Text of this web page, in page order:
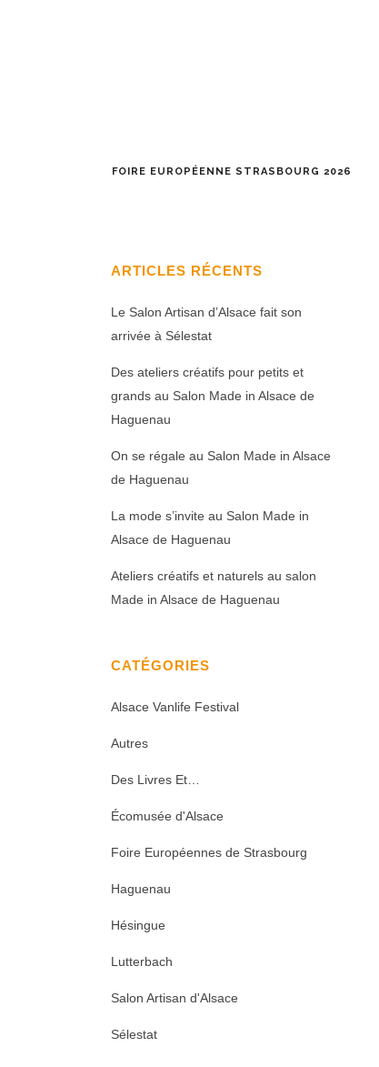
FOIRE EUROPÉENNE STRASBOURG 2026
ARTICLES RÉCENTS
Le Salon Artisan d’Alsace fait son
arrivée à Sélestat
Des ateliers créatifs pour petits et
grands au Salon Made in Alsace de
Haguenau
On se régale au Salon Made in Alsace
de Haguenau
La mode s’invite au Salon Made in
Alsace de Haguenau
Ateliers créatifs et naturels au salon
Made in Alsace de Haguenau
CATÉGORIES
Alsace Vanlife Festival
Autres
Des Livres Et…
Écomusée d'Alsace
Foire Européennes de Strasbourg
Haguenau
Hésingue
Lutterbach
Salon Artisan d'Alsace
Sélestat